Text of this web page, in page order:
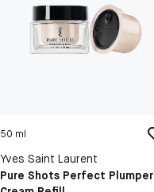
50 ml
Yves Saint Laurent
Pure Shots Perfect Plumper